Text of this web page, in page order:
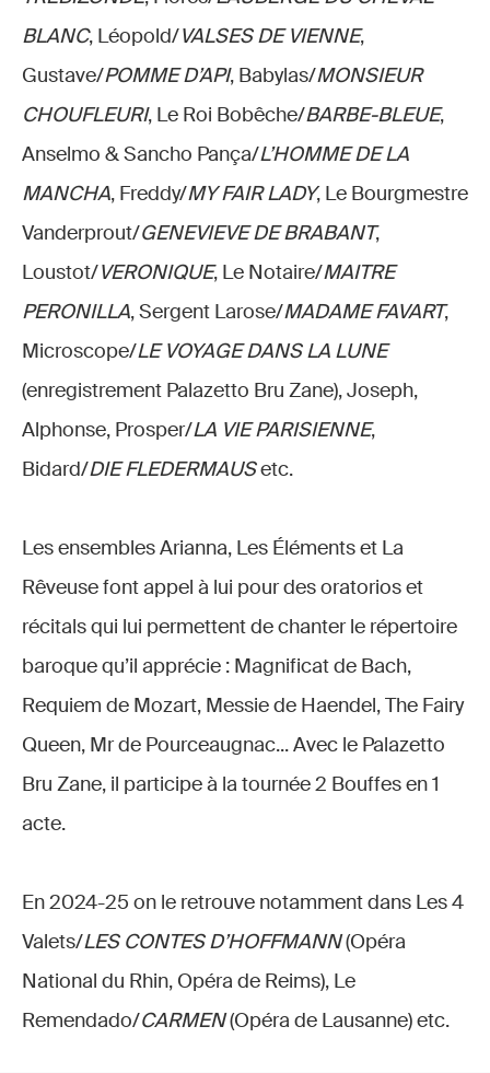
BLANC, Léopold/VALSES DE VIENNE,
Gustave/POMME D’API, Babylas/MONSIEUR
CHOUFLEURI, Le Roi Bobêche/BARBE-BLEUE,
Anselmo & Sancho Pança/L’HOMME DE LA
MANCHA, Freddy/MY FAIR LADY, Le Bourgmestre
Vanderprout/GENEVIEVE DE BRABANT,
Loustot/VERONIQUE, Le Notaire/MAITRE
PERONILLA, Sergent Larose/MADAME FAVART,
Microscope/LE VOYAGE DANS LA LUNE
(enregistrement Palazetto Bru Zane), Joseph,
Alphonse, Prosper/LA VIE PARISIENNE,
Bidard/DIE FLEDERMAUSetc.
Les ensembles Arianna, Les Éléments et La
Rêveuse font appel à lui pour des oratorios et
récitals qui lui permettent de chanter le répertoire
baroque qu’il apprécie : Magnificat de Bach,
Requiem de Mozart, Messie de Haendel, The Fairy
Queen, Mr de Pourceaugnac... Avec le Palazetto
Bru Zane, il participe à la tournée 2 Bouffes en 1
acte.
En 2024-25 on le retrouve notamment dans Les 4
Valets/LES CONTES D’HOFFMANN(Opéra
National du Rhin, Opéra de Reims), Le
Remendado/CARMEN(Opéra de Lausanne) etc.